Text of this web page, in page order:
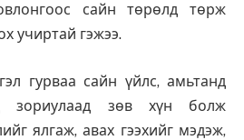
сайн төрөлд төрж
учиртай гэжээ.
гурваа сайн үйлс, амьтанд
зориулаад зөв хүн болж
ялгаж, авах гээхийг мэдэж,